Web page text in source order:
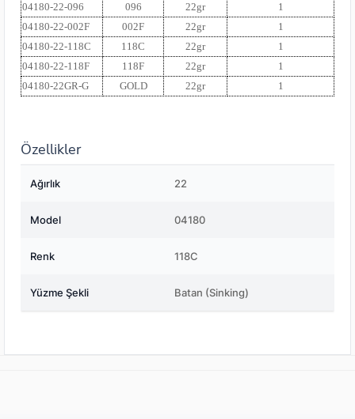
04180-22-096
096 22gr
1
04180-22-002F
002F 22gr
1
04180-22-118C
118C 22gr
1
04180-22-118F
118F 22gr
1
04180-22GR-G
GOLD 22gr 1
Özellikler
Ağırlık 22
Model 04180
Renk 118C
Yüzme Şekli Batan (Sinking)